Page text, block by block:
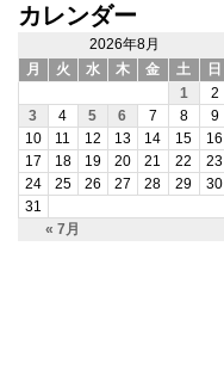
カレンダー
2026年8月
月
火 水 木 金 土 日
« 7月
1
2
3
4 5 6 7 8
9
10
11 12 13 14 15
16
17
18 19 20 21 22
23
24
25 26 27 28 29
30
31